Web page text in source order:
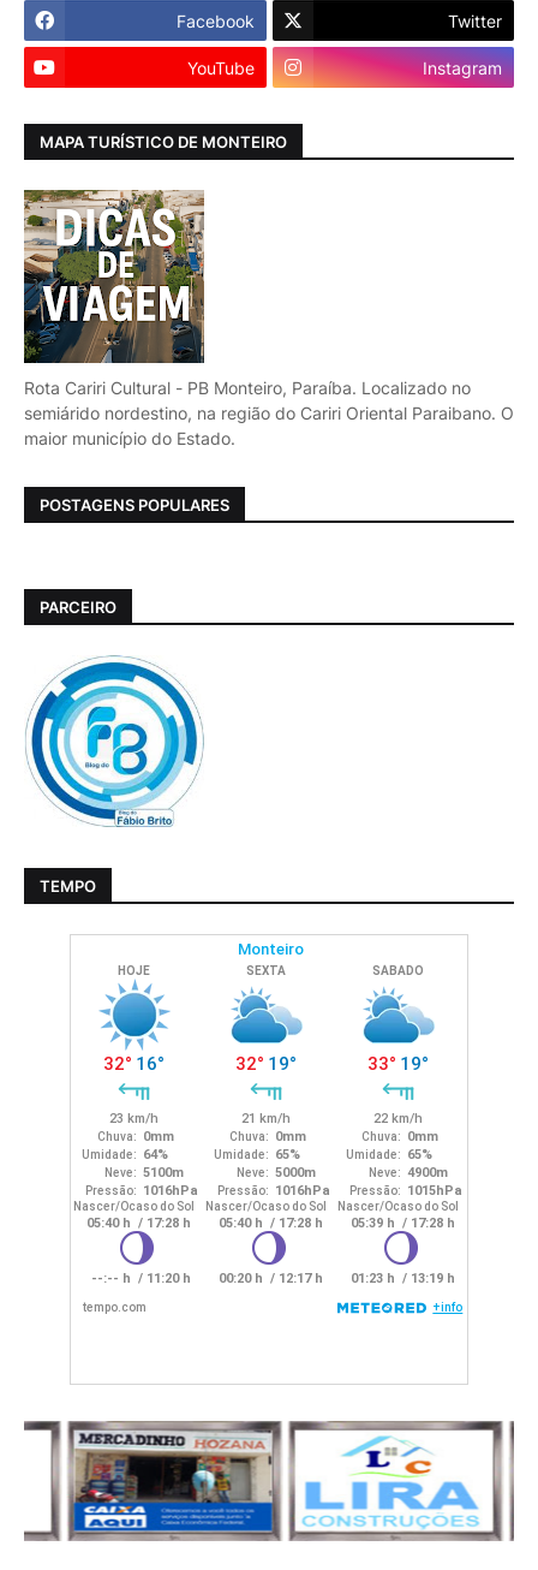
Facebook Twitter
YouTube Instagram
MAPA TURÍSTICO DE MONTEIRO
Rota Cariri Cultural - PB Monteiro, Paraíba. Localizado no
semiárido nordestino, na região do Cariri Oriental Paraibano. O
maior município do Estado.
POSTAGENS POPULARES
PARCEIRO
TEMPO